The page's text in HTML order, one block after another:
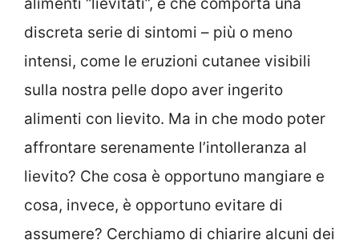
discreta serie di sintomi – più o meno
intensi, come le eruzioni cutanee visibili
sulla nostra pelle dopo aver ingerito
alimenti con lievito. Ma in che modo poter
affrontare serenamente l’intolleranza al
lievito? Che cosa è opportuno mangiare e
cosa, invece, è opportuno evitare di
assumere? Cerchiamo di chiarire alcuni dei